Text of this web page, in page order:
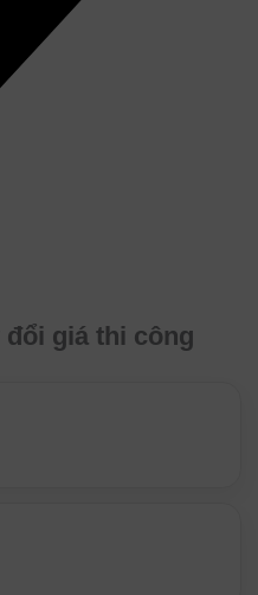
đổi giá thi công